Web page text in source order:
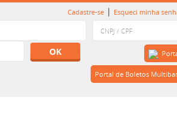
Cadastre-se | Esqueci minha
OK
Portal de Boletos